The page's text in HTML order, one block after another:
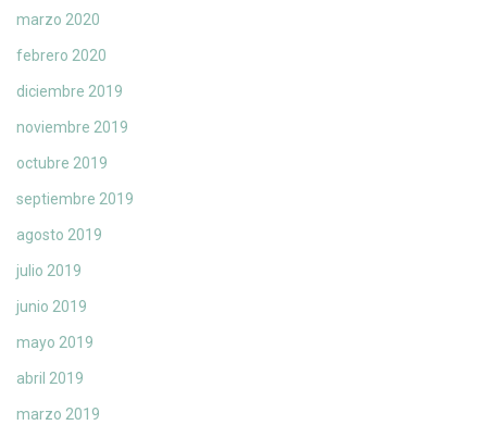
marzo 2020
febrero 2020
diciembre 2019
noviembre 2019
octubre 2019
septiembre 2019
agosto 2019
julio 2019
junio 2019
mayo 2019
abril 2019
marzo 2019